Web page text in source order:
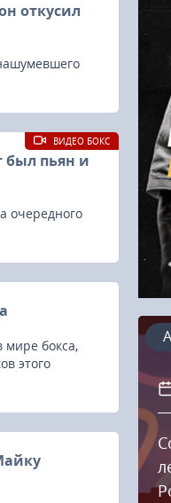
откусил
был пьян и
очередного
ВИДЕО БОКС
мире бокса,
этого